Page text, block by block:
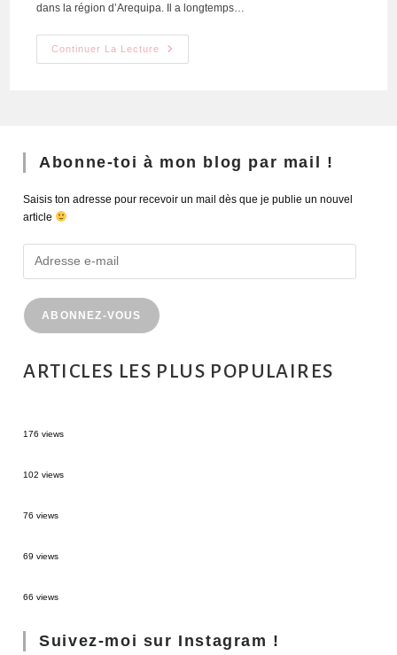
dans la région d’Arequipa. Il a longtemps…
Continuer La Lecture
Abonne-toi à mon blog par mail !
Saisis ton adresse pour recevoir un mail dès que je publie un nouvel
article
ABONNEZ-VOUS
ARTICLES LES PLUS POPULAIRES
176 views
102 views
76 views
69 views
66 views
Suivez-moi sur Instagram !